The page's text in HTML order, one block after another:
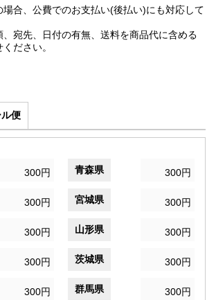
合、公費でのお支払い(後払い)にも対応して
、宛先、日付の有無、送料を商品代に含める
ださい。
便
300円 青森県 300円
300円 宮城県 300円
300円 山形県 300円
300円 茨城県 300円
300円 群馬県 300円